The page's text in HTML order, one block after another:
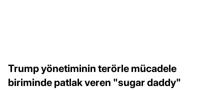
Trump yönetiminin terörle mücadele
biriminde patlak veren "sugar daddy"